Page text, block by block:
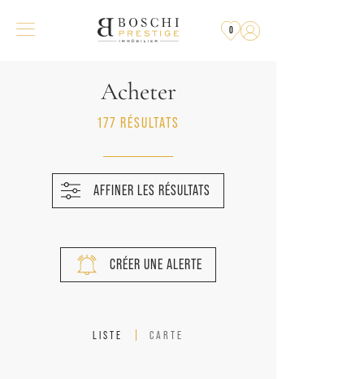
0
Acheter
177 RÉSULTATS
AFFINER LES RÉSULTATS
CRÉER UNE ALERTE
LISTE CARTE